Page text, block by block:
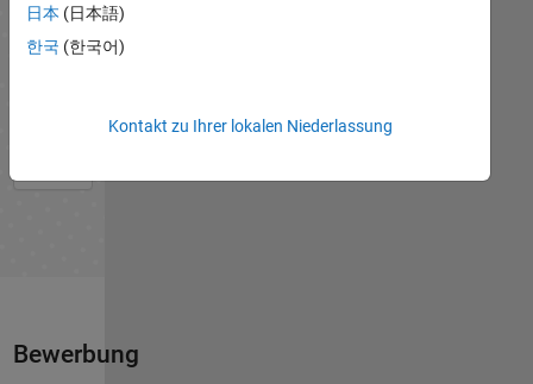
Onboarding
Bewerbung
日本 (日本語)
한국 (한국어)
Kontakt zu Ihrer lokalen Niederlassung